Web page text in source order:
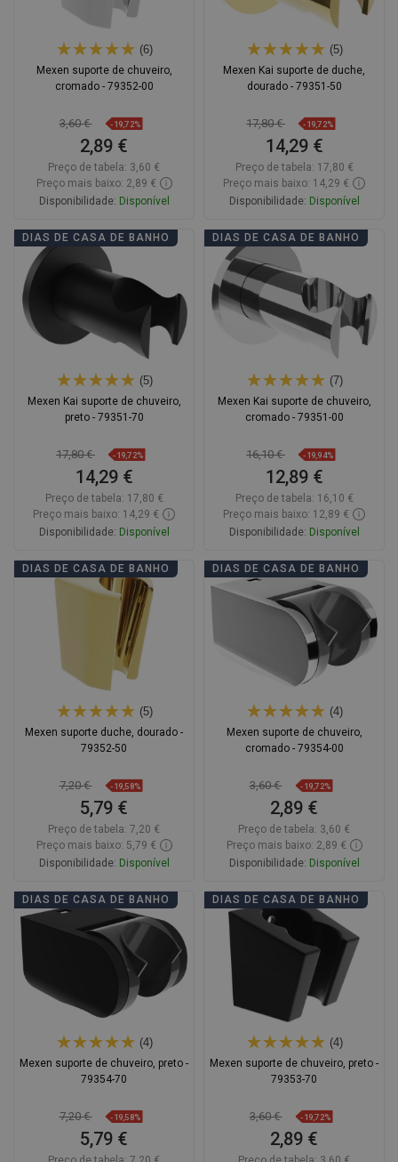
(6)
Mexen suporte de chuveiro,
cromado - 79352-00
3,60 € -19,72%
2,89 €
Preço de tabela: 3,60 €
Preço mais baixo: 2,89 €
Disponibilidade: Disponível
Adicionar
Comparar
(5)
Mexen Kai suporte de duche,
dourado - 79351-50
17,80 € -19,72%
14,29 €
Preço de tabela: 17,80 €
Preço mais baixo: 14,29 €
Disponibilidade: Disponível
Adicionar
Comparar
DIAS DE CASA DE BANHO
(5)
Mexen Kai suporte de chuveiro,
preto - 79351-70
17,80 € -19,72%
14,29 €
Preço de tabela: 17,80 €
Preço mais baixo: 14,29 €
Disponibilidade: Disponível
Adicionar
favorite_border Favoritos
DIAS DE CASA DE BANHO
(7)
Mexen Kai suporte de chuveiro,
cromado - 79351-00
16,10 € -19,94%
12,89 €
Preço de tabela: 16,10 €
Preço mais baixo: 12,89 €
Disponibilidade: Disponível
Adicionar
favorite_border Favoritos
Comparar
DIAS DE CASA DE BANHO
(5)
Mexen suporte duche, dourado -
79352-50
7,20 € -19,58%
5,79 €
Preço de tabela: 7,20 €
Preço mais baixo: 5,79 €
Disponibilidade: Disponível
Adicionar
favorite_border Favoritos
Comparar
DIAS DE CASA DE BANHO
(4)
Mexen suporte de chuveiro,
cromado - 79354-00
3,60 € -19,72%
2,89 €
Preço de tabela: 3,60 €
Preço mais baixo: 2,89 €
Disponibilidade: Disponível
Adicionar
Favoritos
Comparar
DIAS DE CASA DE BANHO
(4)
Mexen suporte de chuveiro, preto -
79354-70
7,20 € -19,58%
5,79 €
DIAS DE CASA DE BANHO
(4)
Mexen suporte de chuveiro, preto -
79353-70
3,60 € -19,72%
2,89 €